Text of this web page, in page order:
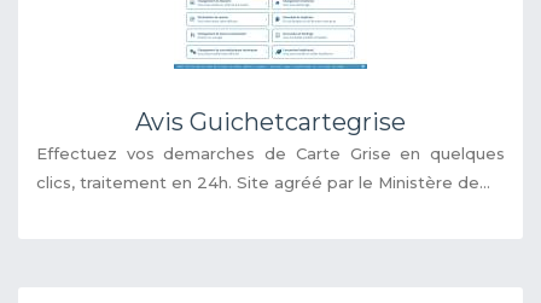
Avis Guichetcartegrise
Effectuez vos demarches de Carte Grise en quelques
clics, traitement en 24h. Site agréé par le Ministère de...